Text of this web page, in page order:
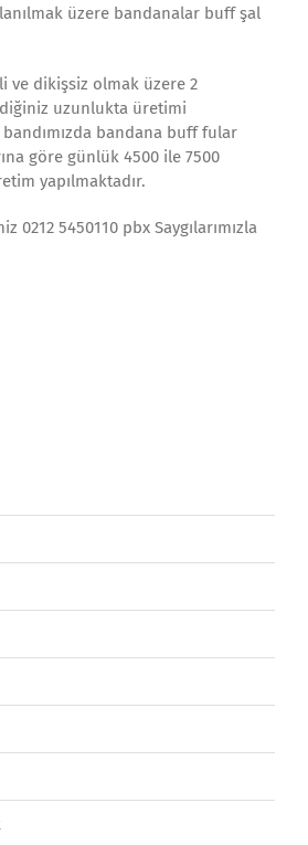
üzere bandanalar buff şal
ve dikişsiz olmak üzere 2
uzunlukta üretimi
bandana buff fular
göre günlük 4500 ile 7500
yapılmaktadır.
0212 5450110 pbx Saygılarımızla